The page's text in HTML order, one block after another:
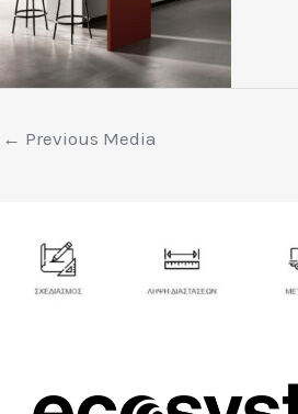
← Previous Media